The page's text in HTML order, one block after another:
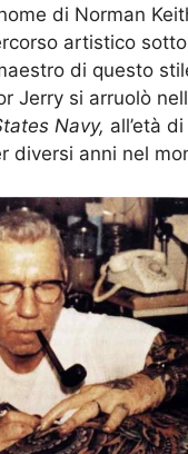
di Norman
artistico sotto
di questo
Jerry si arruolò
Navy, all’età
diversi anni nel